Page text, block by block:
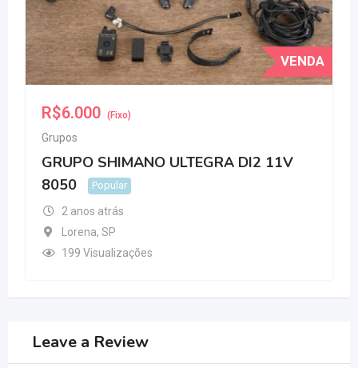
VENDA
R$6.000 (Fixo)
Grupos
GRUPO SHIMANO ULTEGRA DI2 11V
8050
Popular
2 anos atrás
Lorena, SP
199 Visualizações
Leave a Review